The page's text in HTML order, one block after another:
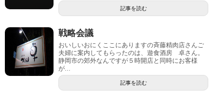
記事を読む
戦略会議
おいしいおにくここにありますの斉藤精肉店さんご
夫婦に案内してもらったのは、遊食酒房 卓さん。
静岡市の郊外なんですが５時開店と同時にお客様
が...
記事を読む